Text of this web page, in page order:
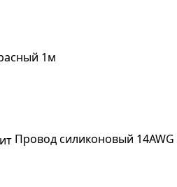
1м
Провод силиконовый 14AWG